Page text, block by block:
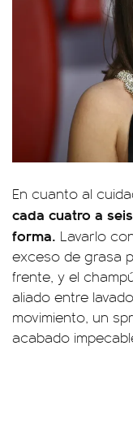
En cuanto al
cada cuatro a
forma. Lavarlo
exceso de grasa
frente, y el
aliado entre
movimiento, un
acabado